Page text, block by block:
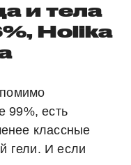
и тела
Holika
99%, есть
классные
гели. И если